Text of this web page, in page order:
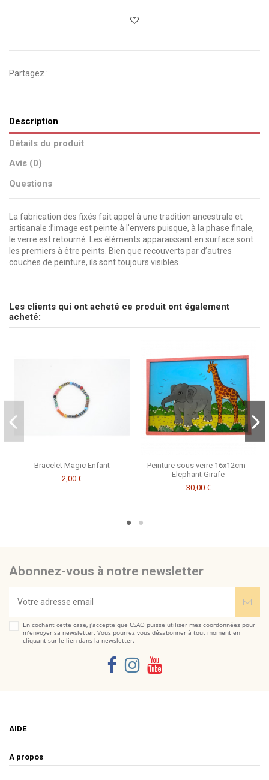
Partagez :
Description
Détails du produit
Avis (0)
Questions
La fabrication des fixés fait appel à une tradition ancestrale et
artisanale :l’image est peinte à l'envers puisque, à la phase finale,
le verre est retourné. Les éléments apparaissant en surface sont
les premiers à être peints. Bien que recouverts par d’autres
couches de peinture, ils sont toujours visibles.
Soyez le premier à poser une question sur ce produit !
Les clients qui ont acheté ce produit ont également
acheté:
Bracelet Magic Enfant
2,00 €
Peinture sous verre 16x12cm -
Elephant Girafe
30,00 €
Abonnez-vous à notre newsletter
En cochant cette case, j'accepte que CSAO puisse utiliser mes coordonnées pour
m’envoyer sa newsletter. Vous pourrez vous désabonner à tout moment en
cliquant sur le lien dans la newsletter.
AIDE
A propos